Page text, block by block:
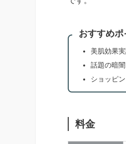
おすすめポ
美肌効果
話題の暗
ショッピ
料金